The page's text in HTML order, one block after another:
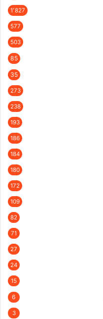
1٬827
577
503
85
35
273
238
193
186
184
180
172
109
82
71
27
24
15
6
3